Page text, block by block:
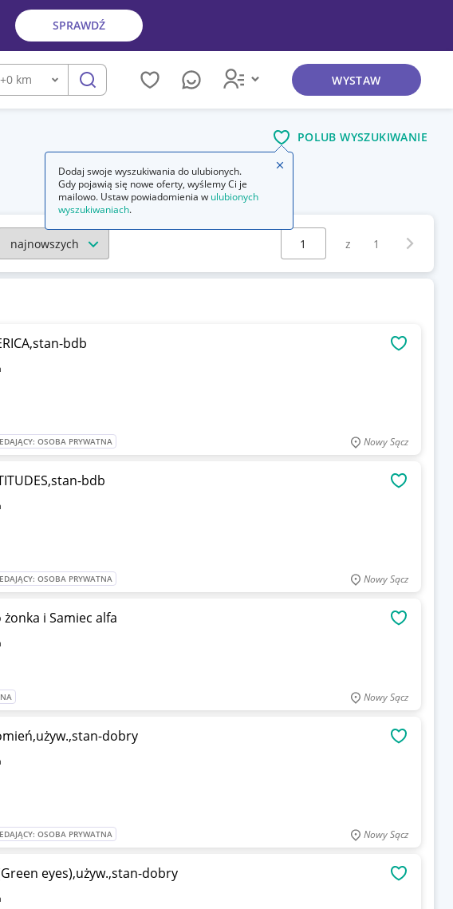
SPRAWDŹ
frazę
Odległość
+0 km szukaj WYSTAW
POLUB WYSZUKIWANIE
Wybierz stronę:
z 1
bdb
OSOBA PRYWATNA Nowy Sącz
bdb
OSOBA PRYWATNA Nowy Sącz
żonka i Samiec alfa
Nowy Sącz
dobry
OSOBA PRYWATNA Nowy Sącz
eyes),używ.,stan-dobry
Dodaj swoje wyszukiwania do ulubionych.
Gdy pojawią się nowe oferty, wyślemy Ci je
mailowo. Ustaw powiadomienia w ulubionych
wyszukiwaniach.
Zamknij wskazówkę